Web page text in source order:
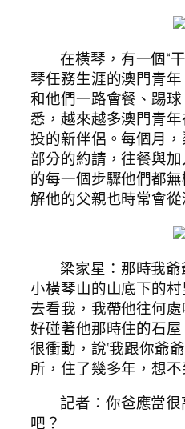
在橫琴，有一個“
琴任務生涯的澳門青
和他們一路會餐、踢
悉，越來越多澳門青
投的新伴侶。每個月
部分的約請，往餐與
的每一個步驟他們都
解他的父親也時常會
梁家星：那時我
小橫琴山的山底下的
去看我，我帶他往何
好碰著他那時住的石
很衝動，說‘我跟你爺
所，住了幾多年，想不
記者：你爸應當
吧？